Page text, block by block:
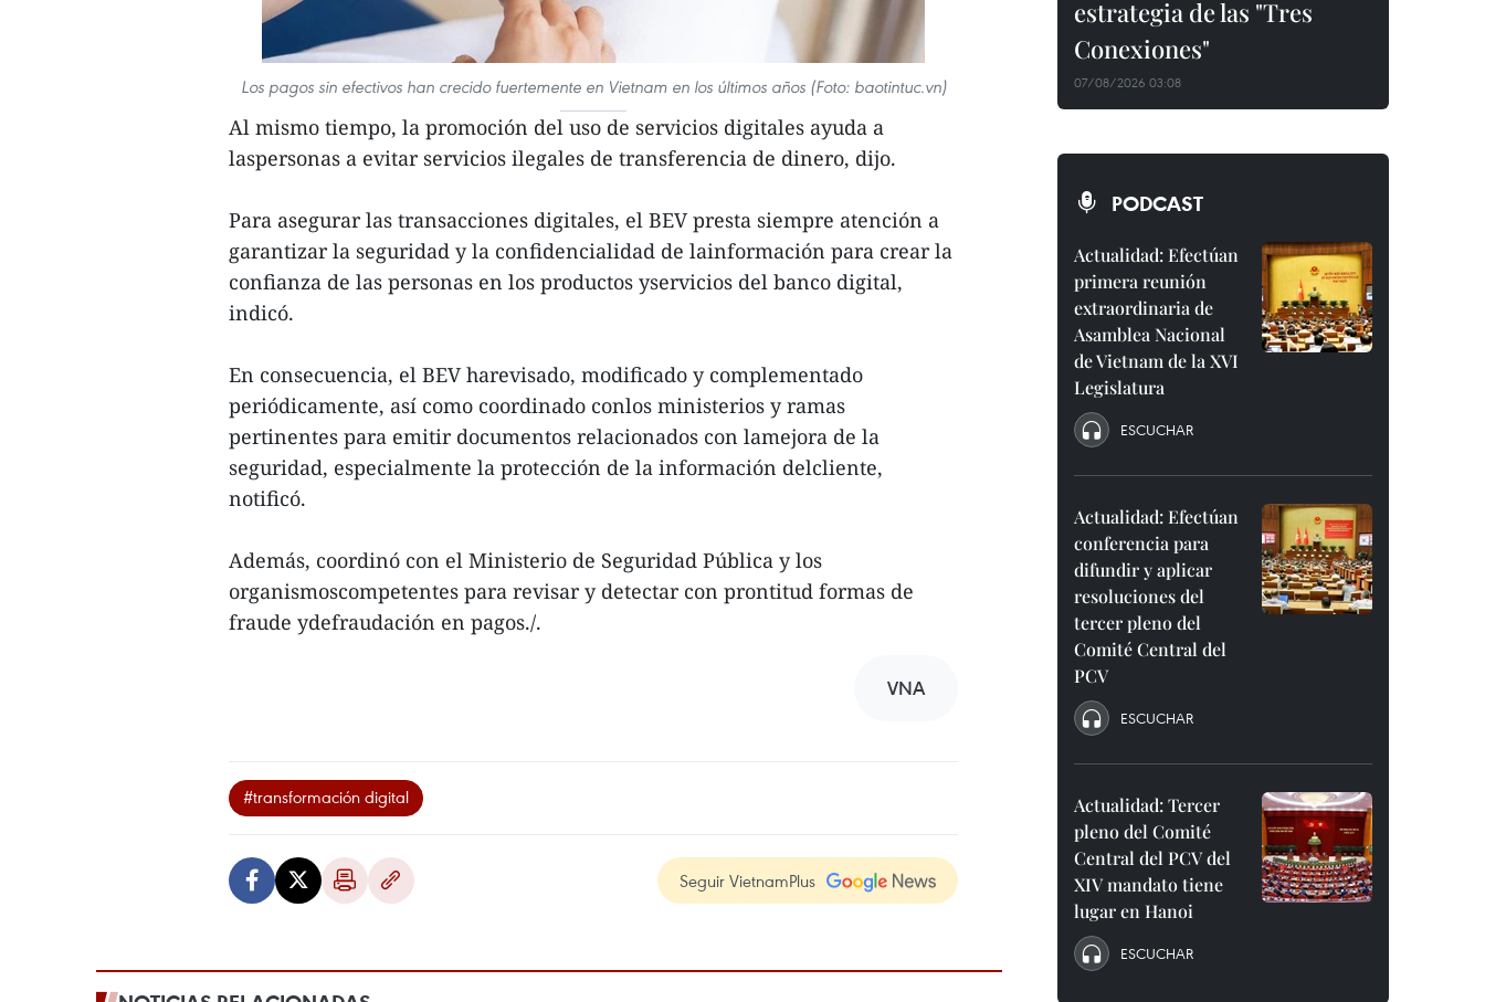
Los pagos sin efectivos han crecido fuertemente en Vietnam en los últimos años (Foto: baotintuc.vn)
Al mismo tiempo, la promoción del uso de servicios digitales ayuda a
laspersonas a evitar servicios ilegales de transferencia de dinero, dijo.
Para asegurar las transacciones digitales, el BEV presta siempre atención a
garantizar la seguridad y la confidencialidad de lainformación para crear la
confianza de las personas en los productos yservicios del banco digital,
indicó.
En consecuencia, el BEV harevisado, modificado y complementado
periódicamente, así como coordinado conlos ministerios y ramas
pertinentes para emitir documentos relacionados con lamejora de la
seguridad, especialmente la protección de la información delcliente,
notificó.
Además, coordinó con el Ministerio de Seguridad Pública y los
organismoscompetentes para revisar y detectar con prontitud formas de
fraude ydefraudación en pagos./.
VNA
#transformación digital
Seguir VietnamPlus
estrategia de las "Tres
Conexiones"
07/08/2026 03:08
PODCAST
Actualidad: Efectúan
primera reunión
extraordinaria de
Asamblea Nacional
de Vietnam de la XVI
Legislatura
ESCUCHAR
Actualidad: Efectúan
conferencia para
difundir y aplicar
resoluciones del
tercer pleno del
Comité Central del
PCV
ESCUCHAR
Actualidad: Tercer
pleno del Comité
Central del PCV del
XIV mandato tiene
lugar en Hanoi
ESCUCHAR